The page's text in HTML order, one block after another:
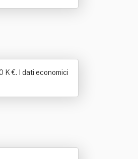
K €. I dati economici